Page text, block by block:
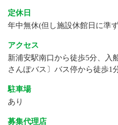
定休日
年中無休(但し施設休館日に準
アクセス
新浦安駅南口から徒歩5分、入
さんぽバス〕バス停から徒歩1
駐車場
あり
募集代理店